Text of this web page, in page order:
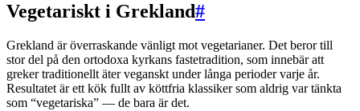
Vegetariskt i Grekland#
Grekland är överraskande vänligt mot vegetarianer. Det beror till
stor del på den ortodoxa kyrkans fastetradition, som innebär att
greker traditionellt äter veganskt under långa perioder varje år.
Resultatet är ett kök fullt av köttfria klassiker som aldrig var tänkta
som “vegetariska” — de bara är det.